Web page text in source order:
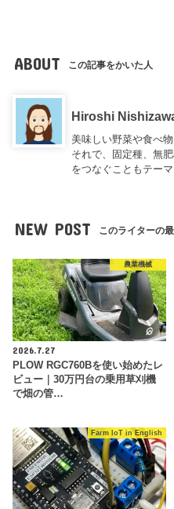
ABOUT この記事をかいた人
Hiroshi
美味しい野菜や食べ
それで、固定種、無
をつなぐこともテー
NEW POST このライターの
農業機械
2026.7.27
PLOW RGC760Bを使い始めたレ
ビュー｜30万円台の乗用草刈機
で畑の管…
Farm IoT in English